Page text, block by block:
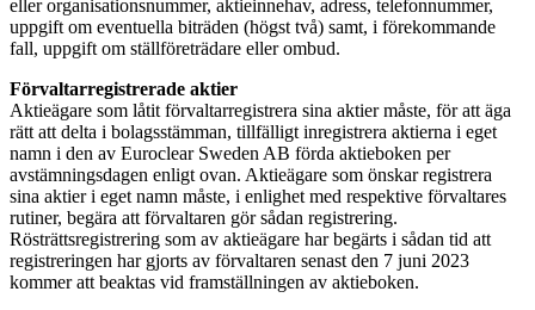
eller organisationsnummer, aktieinnehav, adress, telefonnummer,
uppgift om eventuella biträden (högst två) samt, i förekommande
fall, uppgift om ställföreträdare eller ombud.
Förvaltarregistrerade aktier
Aktieägare som låtit förvaltarregistrera sina aktier måste, för att äga
rätt att delta i bolagsstämman, tillfälligt inregistrera aktierna i eget
namn i den av Euroclear Sweden AB förda aktieboken per
avstämningsdagen enligt ovan. Aktieägare som önskar registrera
sina aktier i eget namn måste, i enlighet med respektive förvaltares
rutiner, begära att förvaltaren gör sådan registrering.
Rösträttsregistrering som av aktieägare har begärts i sådan tid att
registreringen har gjorts av förvaltaren senast den 7 juni 2023
kommer att beaktas vid framställningen av aktieboken.